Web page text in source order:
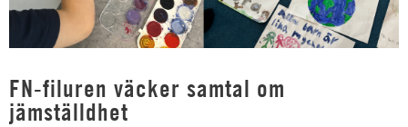
FN-filuren väcker samtal om
jämställdhet